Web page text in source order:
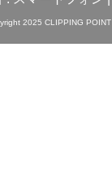
2025 CLIPPING POINT